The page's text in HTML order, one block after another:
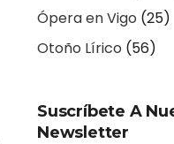
Ópera en Vigo (25)
Otoño Lírico (56)
Suscríbete A
Newsletter